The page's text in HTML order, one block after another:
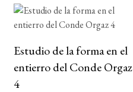
Estudio de la forma en el
entierro del Conde Orgaz
4